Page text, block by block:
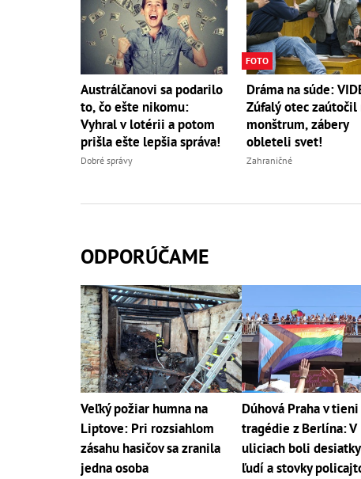
Austrálčanovi sa podarilo
to, čo ešte nikomu:
Vyhral v lotérii a potom
prišla ešte lepšia správa!
Dobré správy
FOTO
Dráma na súde:
Zúfalý otec zaútočil
monštrum, zábery
obleteli svet!
Zahraničné
ODPORÚČAME
Veľký požiar humna na
Liptove: Pri rozsiahlom
zásahu hasičov sa zranila
jedna osoba
Dúhová Praha v tieni
tragédie z Berlína: V
uliciach boli
ľudí a stovky